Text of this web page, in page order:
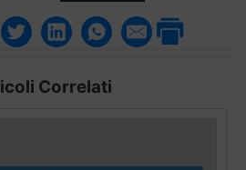
Correlati